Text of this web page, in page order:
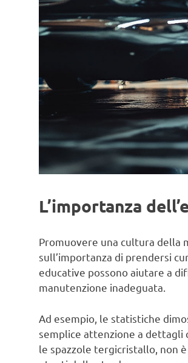
L’importanza
Promuovere una cultura della
sull’importanza di prendersi
educative possono aiutare a
manutenzione inadeguata.
Ad esempio, le statistiche
semplice attenzione a dettagli
le spazzole tergicristallo, non